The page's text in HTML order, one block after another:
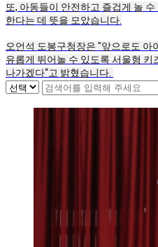
또, 아동들이 안전하고 즐겁게 놀
한다는 데 뜻을 모았습니다.
오언석 도봉구청장은 "앞으로도
유롭게 뛰어놀 수 있도록 서울형
나가겠다“고 밝혔습니다.